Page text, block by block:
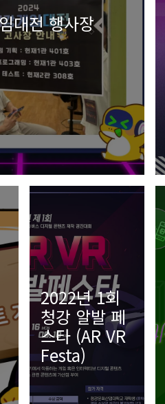
대전 행사장
2022년 1회
청강 알발 페
스타 (AR VR
Festa)